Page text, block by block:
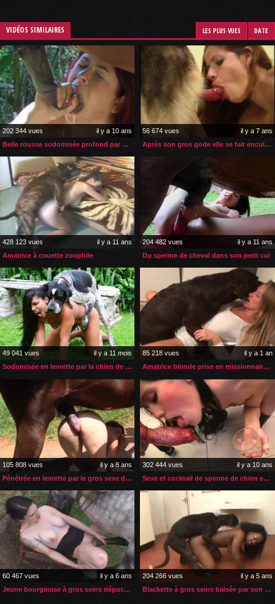
VIDÉOS SIMILAIRES LES PLUS VUES DATE
202 344 vues
il y a 10 ans
Belle rousse sodomisée profond par son cheval
56 674 vues
il y a 7 ans
Après son gros gode elle se fait enculer par son husky
428 123 vues
il y a 11 ans
Amatrice à couette zoophile
204 482 vues
il y a 11 ans
Du sperme de cheval dans son petit cul
49 041 vues
il y a 11 mois
Sodomisée en levrette par la chien de sa copine
85 218 vues
il y a 1 an
Amatrice blonde prise en missionnaire par son chien
105 808 vues
il y a 8 ans
Pénétrée en levrette par le gros sexe de son cheval
302 444 vues
il y a 10 ans
Sexe et cocktail de sperme de chien entre filles
60 467 vues
il y a 6 ans
Jeune bourgeoise à gros seins dépucelée par son cheval
204 266 vues
il y a 5 ans
Blackette à gros seins baisée par son chien dans sa cuisine